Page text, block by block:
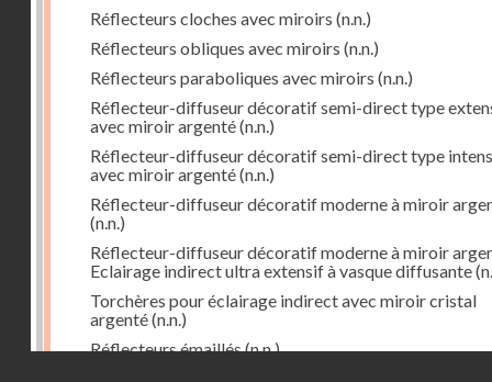
Réflecteurs cloches avec miroirs (n.n.)
Réflecteurs obliques avec miroirs (n.n.)
Réflecteurs paraboliques avec miroirs (n.n.)
Réflecteur-diffuseur décoratif semi-direct type
avec miroir argenté(n.n.)
Réflecteur-diffuseur décoratif semi-direct type
avec miroir argenté(n.n.)
Réflecteur-diffuseur décoratif moderne à miroir
(n.n.)
Réflecteur-diffuseur décoratif moderne à miroir
Eclairage indirect ultra extensif à vasque diffusante
Torchères pour éclairage indirect avec miroir cristal
argenté(n.n.)
Réflecteurs émaillés(n.n.)